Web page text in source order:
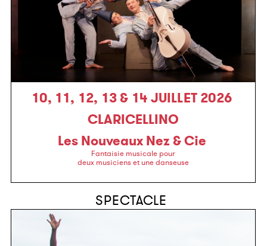
10, 11, 12, 13 & 14 JUILLET 2026
CLARICELLINO
Les Nouveaux Nez & Cie
Fantaisie musicale pour
deux musiciens et une danseuse
SPECTACLE